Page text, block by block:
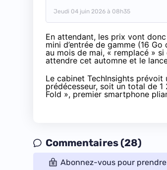
Jeudi 04 juin 2026 à 08h35
En attendant, les prix vont
mini d’entrée de gamme (16
au mois de mai, « remplacé »
attendre cet automne et le
Le cabinet TechInsights prévoit
prédécesseur, soit un total de 1
Fold », premier smartphone
Commentaires (28)
Abonnez-vous pour